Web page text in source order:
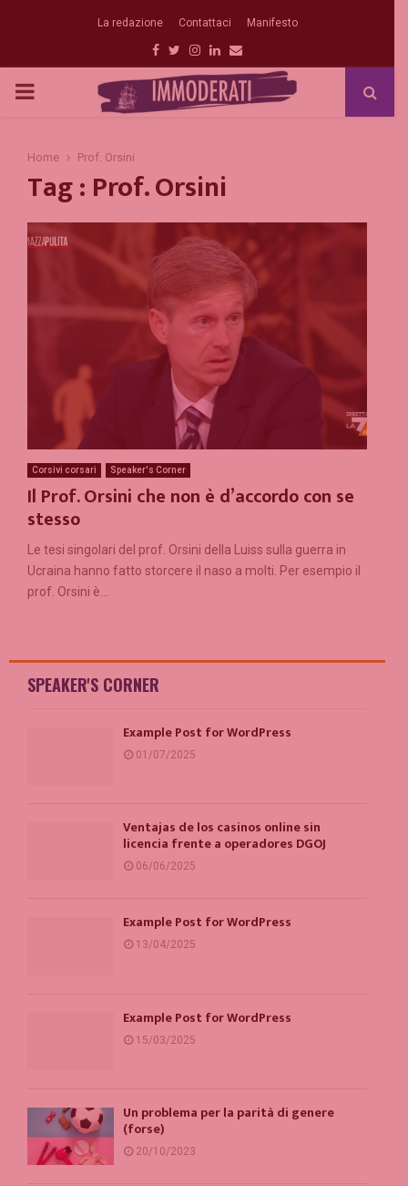
La redazione Contattaci Manifesto
Facebook
Twitter
Instagram
Linkedin
Email
PRIMARY
Home Prof. Orsini
Tag : Prof. Orsini
Corsivi corsari Speaker's Corner
Il Prof. Orsini che non è d’accordo con se
stesso
Le tesi singolari del prof. Orsini della Luiss sulla guerra in
Ucraina hanno fatto storcere il naso a molti. Per esempio il
prof. Orsini è...
SPEAKER'S CORNER
Example Post for WordPress
01/07/2025
Ventajas de los casinos online sin
licencia frente a operadores DGOJ
06/06/2025
Example Post for WordPress
13/04/2025
Example Post for WordPress
15/03/2025
Un problema per la parità di genere
(forse)
20/10/2023